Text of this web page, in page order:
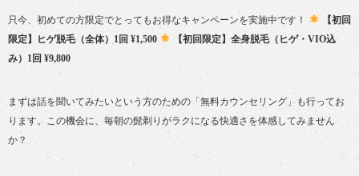
只今、初めての方限定でとってもお得なキャンペーンを実施中です！
【初回
限定】ヒゲ脱毛（全体）1回 ¥1,500
【初回限定】全身脱毛（ヒゲ・VIO込
み）1回 ¥9,800
まずは話を聞いてみたいという方のための「無料カウンセリング」も行ってお
ります。この機会に、毎朝の髭剃りがラクになる快適さを体感してみません
か？